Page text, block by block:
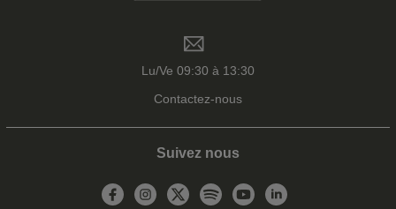
Lu/Ve 09:30 à 13:30
Contactez-nous
Suivez nous